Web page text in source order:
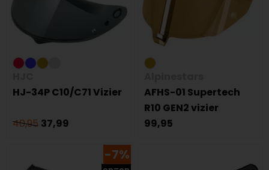
HJ-34P C10/C71 Vizier
40,95 37,99
AFHS-01 Supertech
R10 GEN2 vizier
99,95
-7%